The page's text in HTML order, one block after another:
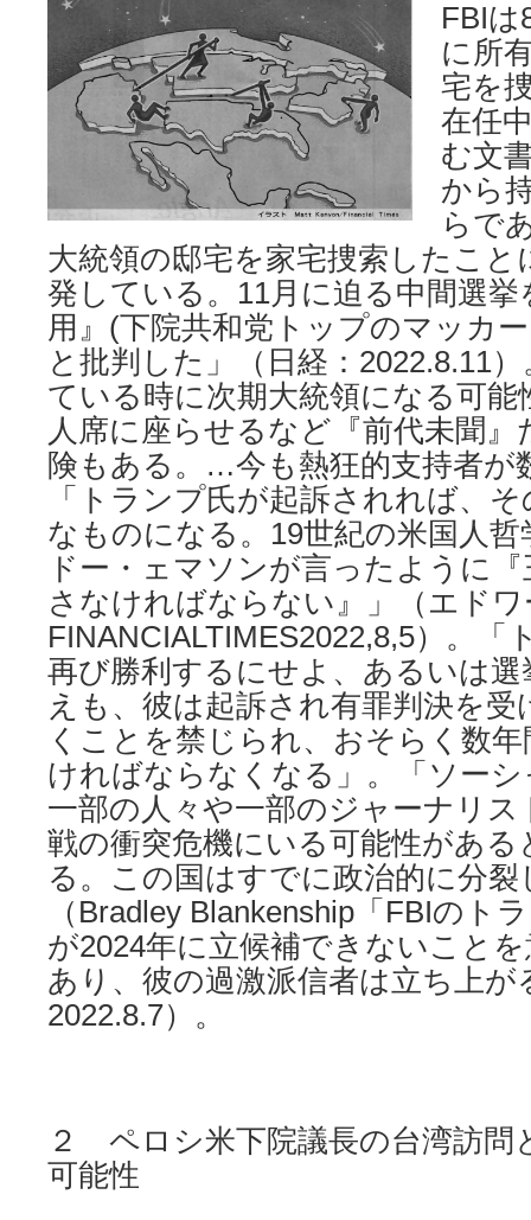
FBIは
に所
宅を
在任
む文
から
らで
大統領の邸宅を家宅捜索したこと
発している。11月に迫る中間選
用』(下院共和党トップのマッカ
と批判した」（日経：2022.8.11
ている時に次期大統領になる可能
人席に座らせるなど『前代未聞
険もある。…今も熱狂的支持者が
「トランプ氏が起訴されれば、
なものになる。19世紀の米国人
ドー・ェマソンが言ったように
さなければならない』」（エド
FINANCIALTIMES2022,8,5）。「
再び勝利するにせよ、あるいは
えも、彼は起訴され有罪判決を受
くことを禁じられ、おそらく数
ければならなくなる」。「ソー
一部の人々や一部のジャーナリス
戦の衝突危機にいる可能性がある
る。この国はすでに政治的に分裂
（Bradley Blankenship「FBIのト
が2024年に立候補できないこと
あり、彼の過激派信者は立ち上が
2022.8.7）。
２ ペロシ米下院議長の台湾訪問
可能性